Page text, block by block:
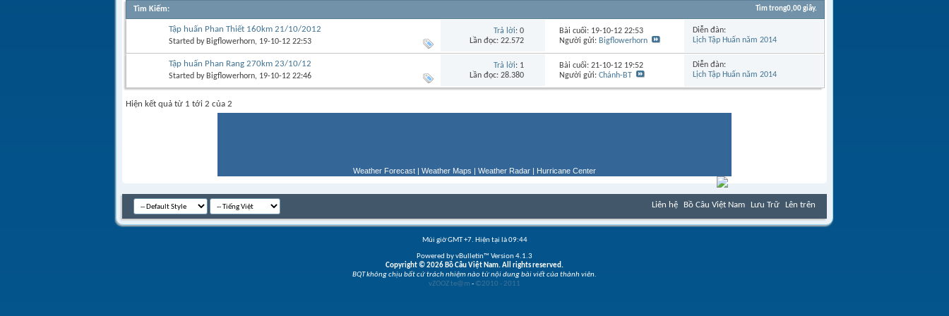
Tìm Kiếm: Tìm trong0,00giây.
Tập huấn Phan Thiết 160km 21/10/2012
Started by Bigflowerhorn, 19-10-12 22:53
Trả lời: 0
Lần đọc: 22.572
Bài cuối: 19-10-12 22:53
Người gửi: Bigflowerhorn
Diễn đàn:
Lịch Tập Huấn năm 2014
Tập huấn Phan Rang 270km 23/10/12
Started by Bigflowerhorn, 19-10-12 22:46
Trả lời: 1
Lần đọc: 28.380
Bài cuối: 21-10-12 19:52
Người gửi: Chánh-BT
Diễn đàn:
Lịch Tập Huấn năm 2014
Hiện kết quả từ 1 tới 2 của 2
Weather Forecast | Weather Maps | Weather Radar | Hurricane Center
Liên hệ Bồ Câu Việt Nam Lưu Trữ Lên trên
Múi giờ GMT +7. Hiện tại là09:44
Powered by vBulletin™ Version 4.1.3
Copyright © 2026 Bồ Câu Việt Nam. All rights reserved.
BQT không chịu bất cứ trách nhiệm nào từ nội dung bài viết của thành viên.
vZOOZ te@m - ©2010 - 2011